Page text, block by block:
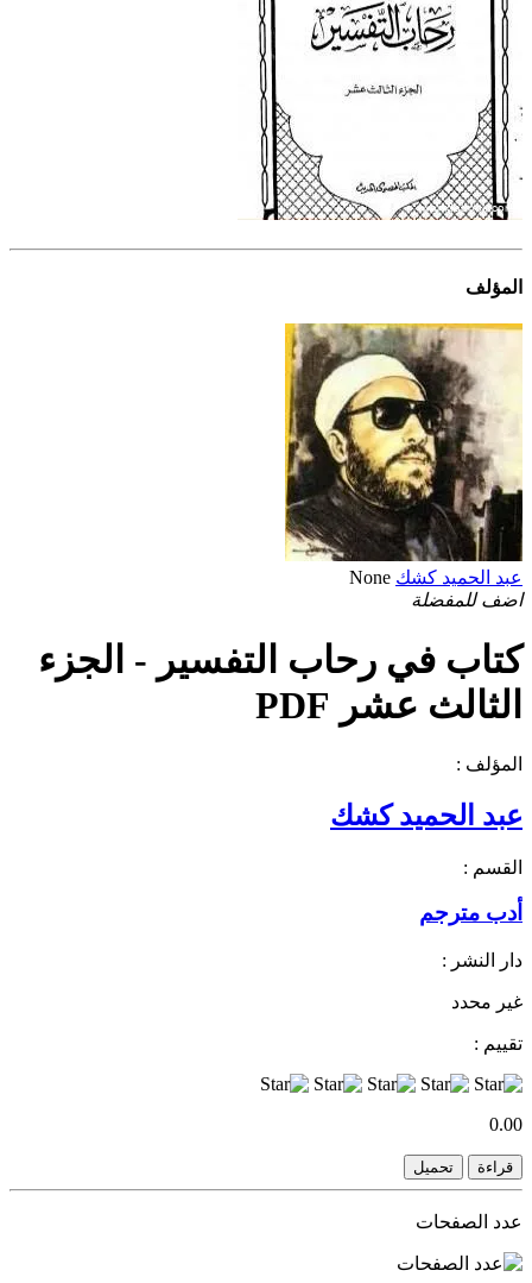
المؤلف
عبد الحميد كشك None
اضف للمفضلة
كتاب في رحاب التفسير - الجزء
الثالث عشر PDF
المؤلف :
عبد الحميد كشك
القسم :
أدب مترجم
دار النشر :
غير محدد
تقييم :
0.00
قراءة تحميل
عدد الصفحات